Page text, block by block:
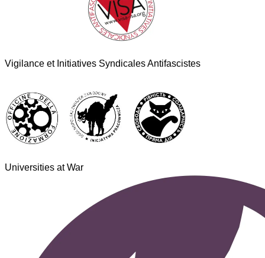
Vigilance et Initiatives Syndicales Antifascistes
Universities at War